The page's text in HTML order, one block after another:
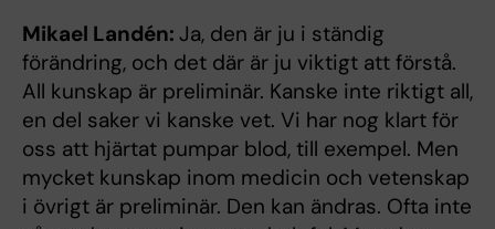
Mikael Landén: Ja, den är ju i ständig
förändring, och det där är ju viktigt att förstå.
All kunskap är preliminär. Kanske inte riktigt all,
en del saker vi kanske vet. Vi har nog klart för
oss att hjärtat pumpar blod, till exempel. Men
mycket kunskap inom medicin och vetenskap
i övrigt är preliminär. Den kan ändras. Ofta inte